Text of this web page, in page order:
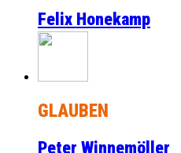
Felix Honekamp
GLAUBEN
Peter Winnemöller